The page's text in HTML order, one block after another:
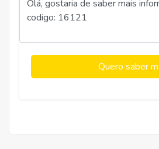
Quero saber